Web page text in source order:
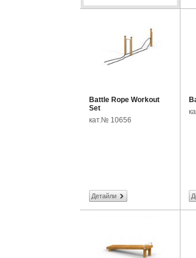
Battle Rope Workout
Set
кат.№ 10656
Детайли